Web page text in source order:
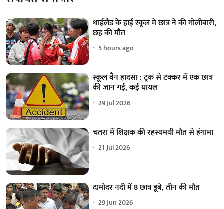
थाईलैंड के हाई स्कूल में छात्र ने की गोलीबारी,
छह की मौत
5 hours ago
स्कूल वैन हादसा : ट्रक से टक्कर में एक छात्र
की जान गई, कई घायल
29 Jul 2026
चतरा में शिक्षक की रहस्यमयी मौत से हंगामा
21 Jul 2026
दामोदर नदी में 8 छात्र डूबे, तीन की मौत
29 Jun 2026